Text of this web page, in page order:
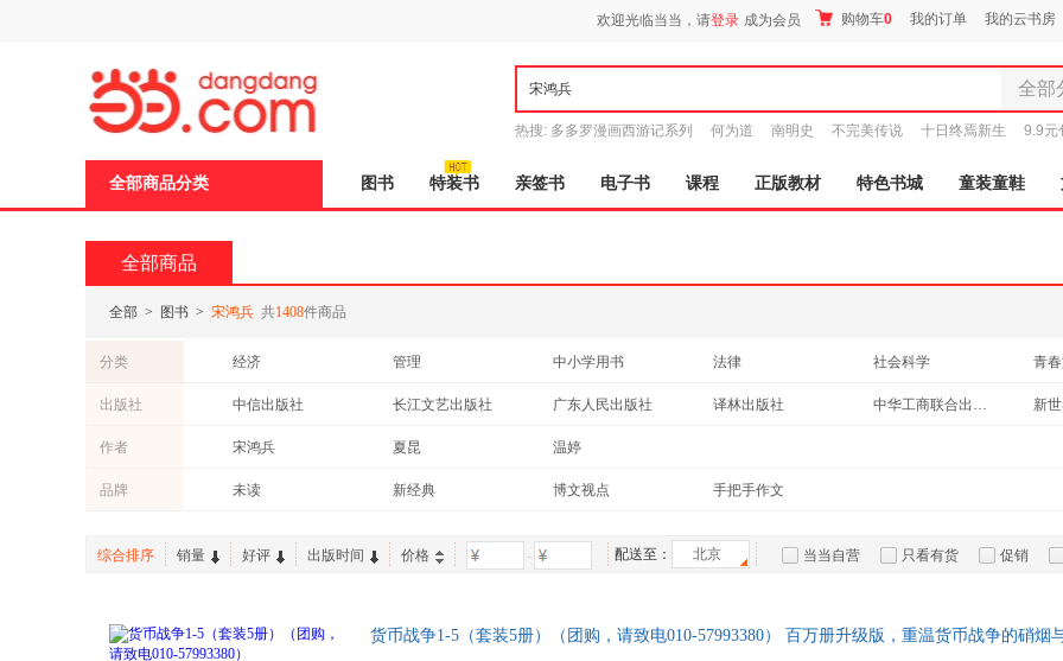
欢迎光临当当，请登录 成为会员 购物车0 我的订单 我的云书房
全部
全部
图书
电子书
玩具
童装
箱包
汽车
热搜: 多多罗漫画西游记系列 何为道 南明史 不完美传说 十日终焉新生 9.9元
全部商品分类 图书 特装书 亲签书 电子书 课程 正版教材 特色书城 童装童鞋
全部商品
全部 > 图书 > 宋鸿兵 共1408件商品
分类 经济 管理 中小学用书 法律 社会科学 青
小说
文学 考试 童书 历史 投
出版社 中信出版社 长江文艺出版社 广东人民出版社 译林出版社 中华工商联合出版社 新
北京联合出版公司
煤炭工业出版社 科学出版社
作者 宋鸿兵 夏昆 温婷
品牌 未读 新经典 博文视点 手把手作文
综合排序 销量 好评 出版时间 价格 - 配送至： 北京 当当自营 只看有货 促销
货币战争1-5（套装5册）（团购，请致电010-57993380） 百万册升级版，重温货币战争的硝烟
页